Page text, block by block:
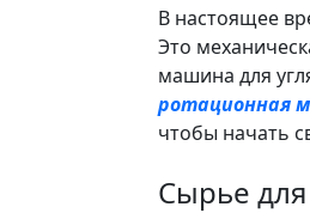
В настоящее
Это
машина для
ротационная
чтобы начать
Сырье для